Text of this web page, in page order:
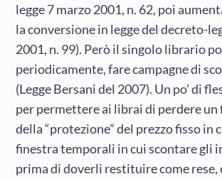
legge 7 marzo 2001, n. 62, poi
la conversione in legge del decreto-
2001, n. 99). Però il singolo librario
periodicamente, fare campagne di
(Legge Bersani del 2007). Un po’ di
per permettere ai librai di perdere
della “protezione” del prezzo fisso in
finestra temporali in cui scontare gli
prima di doverli restituire come rese,